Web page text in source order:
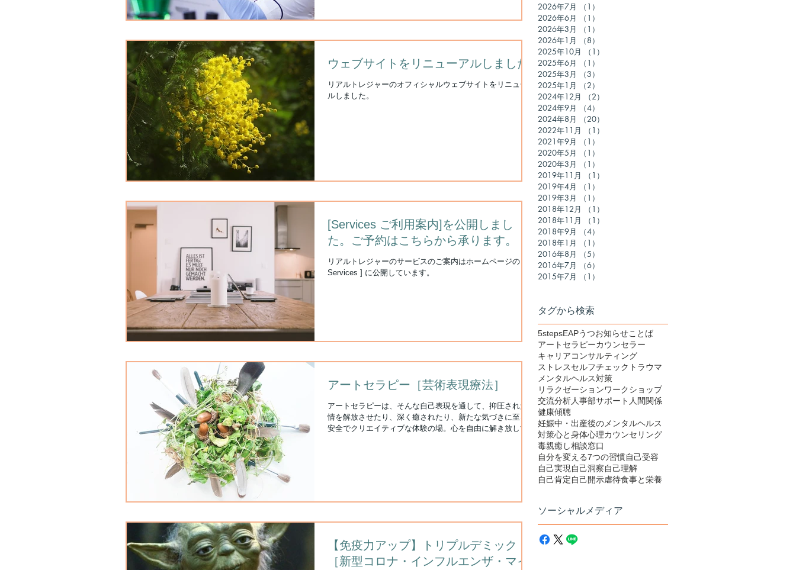
ウェブサイトをリニューアルしました
リアルトレジャーのオフィシャルウェブサイトをリニューア
ルしました。
[Services ご利用案内]を公開しまし
た。ご予約はこちらから承ります。
リアルトレジャーのサービスのご案内はホームページの [
Services ] に公開しています。
アートセラピー［芸術表現療法］
アートセラピーは、そんな自己表現を通して、抑圧された感
情を解放させたり、深く癒されたり、新たな気づきに至る、
安全でクリエイティブな体験の場。心を自由に解き放してあ
【免疫力アップ】トリプルデミック
［新型コロナ・インフルエンザ・マイ
2026年7月 （1）
2026年6月
（1）
2026年3月
（1）
2026年1月
（8）
2025年10月
（1）
2025年6月
（1）
2025年3月
（3）
2025年1月
（2）
2024年12月
（2）
2024年9月
（4）
2024年8月
（20）
2022年11月
（1）
2021年9月
（1）
2020年5月
（1）
2020年3月
（1）
2019年11月
（1）
2019年4月
（1）
2019年3月
（1）
2018年12月
（1）
2018年11月
（1）
2018年9月
（4）
2018年1月
（1）
2016年8月
（5）
2016年7月
（6）
2015年7月
（1）
タグから検索
5stepsEAPうつお知らせことば
アートセラピーカウンセラー
キャリアコンサルティング
ストレスセルフチェック トラウマ
メンタルヘルス対策
リラクゼーションワークショップ
交流分析人事部サポート 人間関係
健康傾聴
妊娠中・出産後のメンタルヘルス
対策心と身体心理カウンセリング
毒親癒し相談窓口
自分を変える7つの習慣自己受容
自己実現 自己洞察自己理解
自己肯定自己開示虐待食事と栄養
ソーシャルメディア